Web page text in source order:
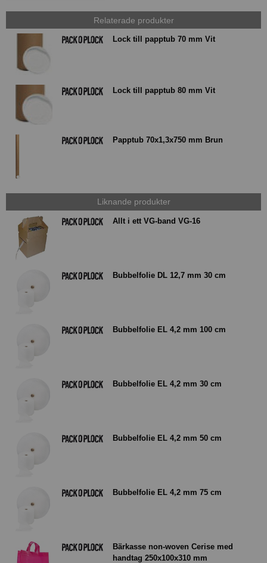
Relaterade produkter
Lock till papptub 70 mm Vit
Lock till papptub 80 mm Vit
Papptub 70x1,3x750 mm Brun
Liknande produkter
Allt i ett VG-band VG-16
Bubbelfolie DL 12,7 mm 30 cm
Bubbelfolie EL 4,2 mm 100 cm
Bubbelfolie EL 4,2 mm 30 cm
Bubbelfolie EL 4,2 mm 50 cm
Bubbelfolie EL 4,2 mm 75 cm
Bärkasse non-woven Cerise med
handtag 250x100x310 mm